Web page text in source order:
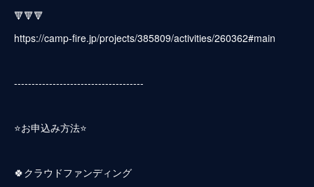
🔻🔻🔻
https://camp-fire.jp/projects/385809/activities/260362#main
-------------------------------------
⭐️お申込み方法⭐️
🍀クラウドファンディング